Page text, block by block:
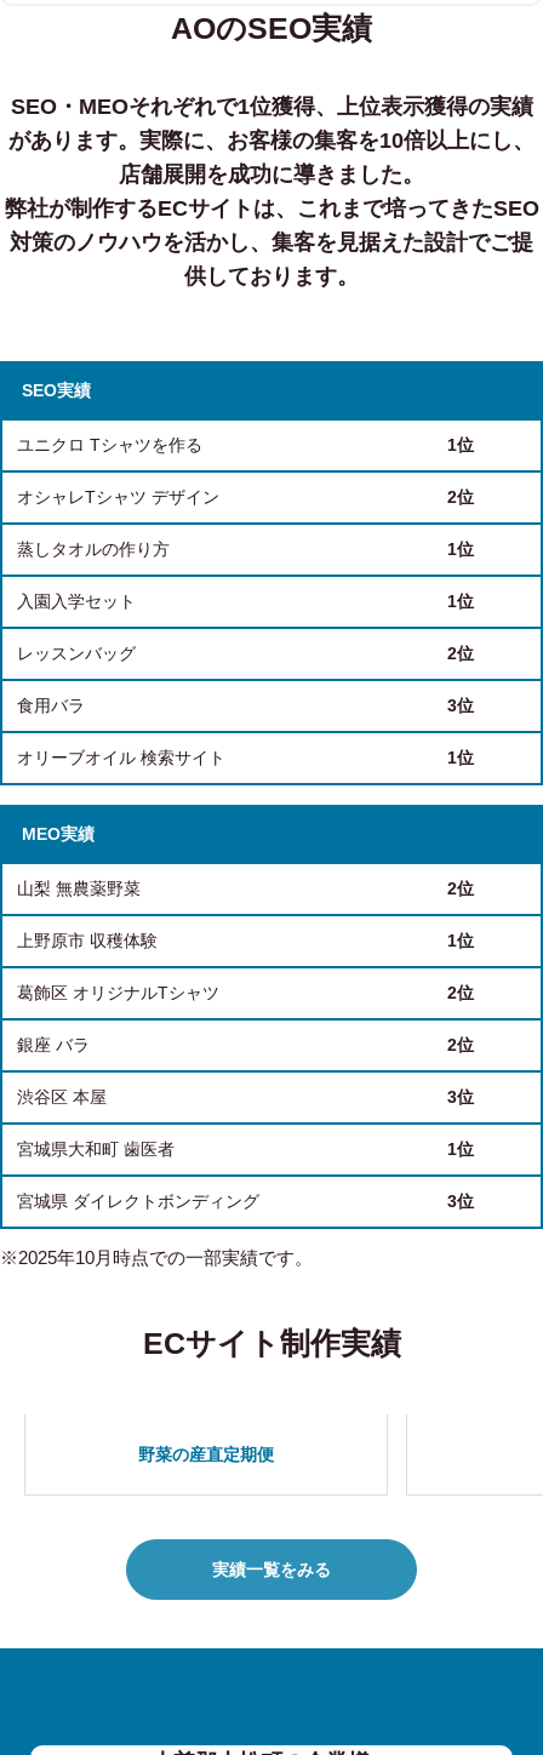
AOのSEO実績
SEO・MEOそれぞれで1位獲得、上位表示獲得の実績
があります。 実際に、お客様の集客を10倍以上にし、
店舗展開を成功に導きました。
弊社が制作するECサイトは、これまで培ってきたSEO
対策のノウハウを活かし、集客を見据えた設計でご提
供しております。
SEO実績
ユニクロ Tシャツを作る 1位
オシャレTシャツ デザイン 2位
蒸しタオルの作り方 1位
入園入学セット 1位
レッスンバッグ 2位
食用バラ 3位
オリーブオイル 検索サイト 1位
MEO実績
山梨 無農薬野菜 2位
上野原市 収穫体験 1位
葛飾区 オリジナルTシャツ 2位
銀座 バラ 2位
渋谷区 本屋 3位
宮城県大和町 歯医者 1位
宮城県 ダイレクトボンディング 3位
※2025年10月時点での一部実績です。
ECサイト制作実績
野菜の産直定期便
実績一覧をみる